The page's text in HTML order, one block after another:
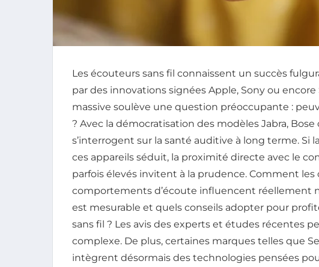
Les écouteurs sans fil connaissent un succès
par des innovations signées Apple, Sony ou
massive soulève une question préoccupante :
? Avec la démocratisation des modèles Jabra,
s’interrogent sur la santé auditive à long terme. Si
ces appareils séduit, la proximité directe avec le
parfois élevés invitent à la prudence. Comment
comportements d’écoute influencent réellement
est mesurable et quels conseils adopter pour
sans fil ? Les avis des experts et études récentes
complexe. De plus, certaines marques telles que
intègrent désormais des technologies pensées